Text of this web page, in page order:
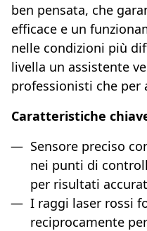
ben pensata, che
efficace e un
nelle condizioni più
livella un assistente
professionisti che
Caratteristiche
Sensore preciso
nei punti di
per risultati
I raggi laser rossi
reciprocamente